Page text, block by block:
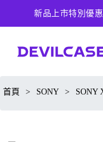
新品上市特別優
首頁 > SONY > SONY